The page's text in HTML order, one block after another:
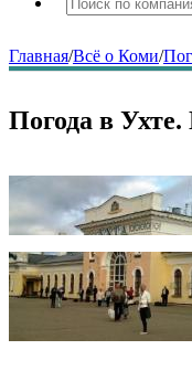
Главная/Всё о Коми/
Погода в Ухте.